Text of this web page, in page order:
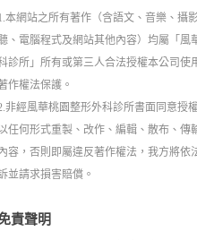
本網站之所有著作（含語文、音樂、攝
、電腦程式及網站其他內容）均屬「風
診所」所有或第三人合法授權本公司使
作權法保護。
非經風華桃園整形外科診所書面同意授
任何形式重製、改作、編輯、散布、傳
容，否則即屬違反著作權法，我方將依
並請求損害賠償。
責聲明